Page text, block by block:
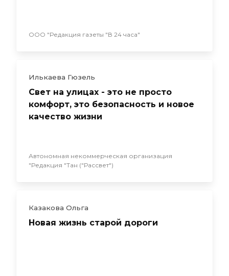
ООО "Редакция газеты "В 24 часа"
Илькаева Гюзель
Свет на улицах - это не просто
комфорт, это безопасность и новое
качество жизни
Автономная некоммерческая организация
"Редакция "Тан ("Рассвет")
Казакова Ольга
Новая жизнь старой дороги